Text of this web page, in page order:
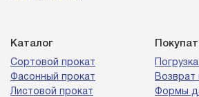
Каталог
Сортовой прокат
Фасонный прокат
Листовой прокат
Возврат
Формы